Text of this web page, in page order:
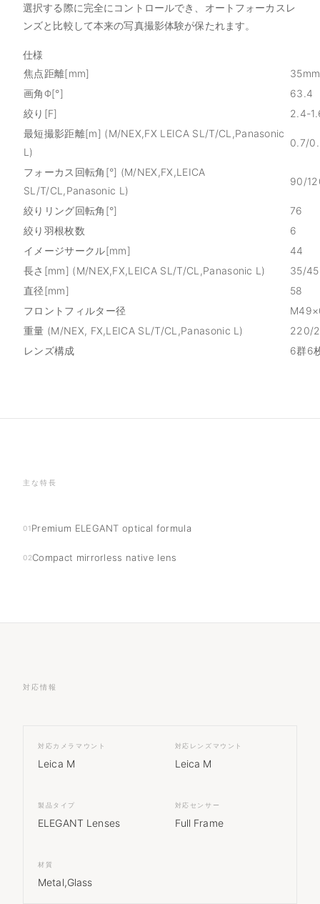
選択する際に完全にコントロールでき、オートフォーカスレ
ンズと比較して本来の写真撮影体験が保たれます。
仕様
焦点距離[mm]
35mm
画角Φ[°]
63.4
絞り[F]
2.4-
最短撮影距離[m] (M/NEX,FX LEICA SL/T/CL,Panasonic
L)
0.7/
フォーカス回転角[°] (M/NEX,FX,LEICA
SL/T/CL,Panasonic L)
90/
絞りリング回転角[°]
76
絞り羽根枚数
6
イメージサークル[mm]
44
長さ[mm] (M/NEX,FX,LEICA SL/T/CL,Panasonic L)
35/45
直径[mm]
58
フロントフィルター径
重量 (M/NEX, FX,LEICA SL/T/CL,Panasonic L)
220/
レンズ構成
6群6
主な特長
01 Premium ELEGANT optical formula
02Compact mirrorless native lens
対応情報
対応カメラマウント
Leica M
対応レンズマウント
Leica M
製品タイプ
ELEGANT Lenses
対応センサー
Full Frame
材質
Metal,Glass